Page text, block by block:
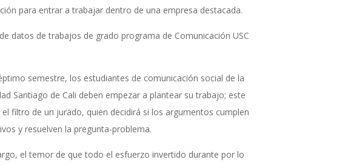
para entrar a trabajar dentro de una empresa destacada.
datos de trabajos de grado programa de Comunicación USC
semestre, los estudiantes de comunicación social de la
Santiago de Cali deben empezar a plantear su trabajo; este
filtro de un jurado, quien decidirá si los argumentos cumplen
y resuelven la pregunta-problema.
el temor de que todo el esfuerzo invertido durante por lo